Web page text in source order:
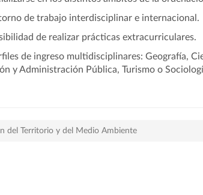
de trabajo interdisciplinar e internacional.
de realizar prácticas extracurriculares.
de ingreso multidisciplinares: Geografía,
y Administración Pública, Turismo o
del Territorio y del Medio Ambiente